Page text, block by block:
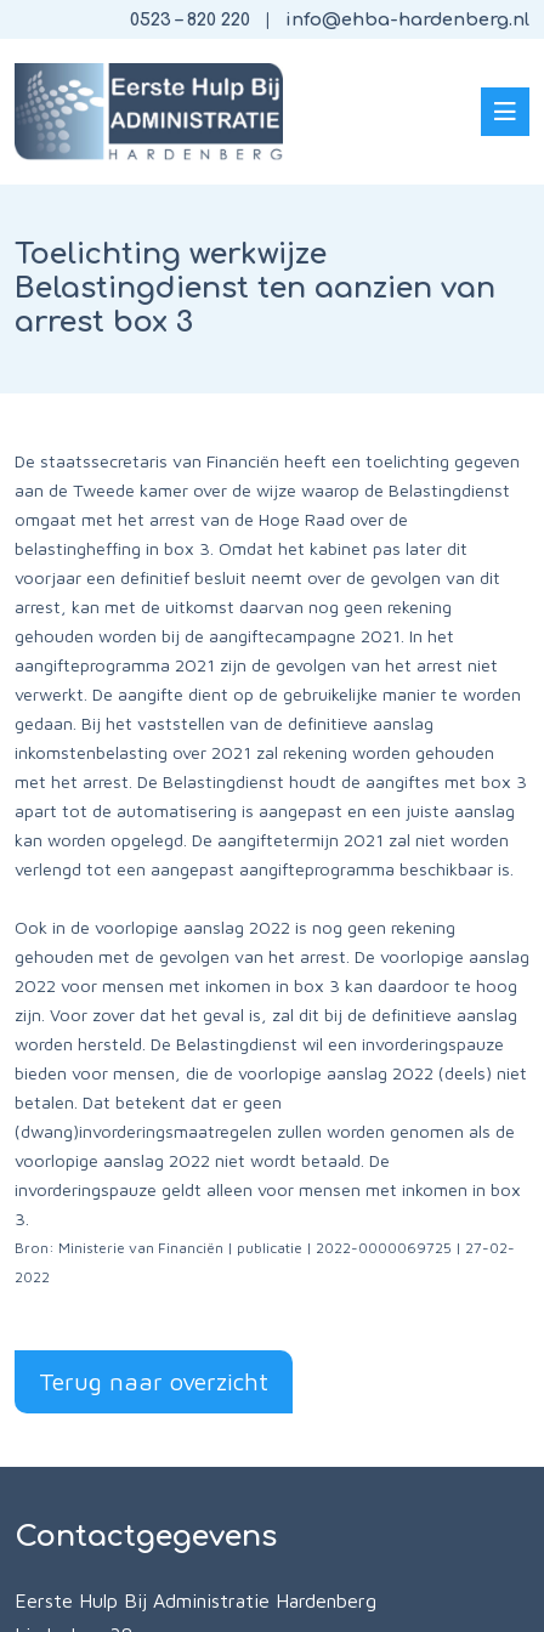
0523 – 820 220 info@ehba-hardenberg.nl
Toelichting werkwijze
Belastingdienst ten aanzien van
arrest box 3
De staatssecretaris van Financiën heeft een toelichting gegeven
aan de Tweede kamer over de wijze waarop de Belastingdienst
omgaat met het arrest van de Hoge Raad over de
belastingheffing in box 3. Omdat het kabinet pas later dit
voorjaar een definitief besluit neemt over de gevolgen van dit
arrest, kan met de uitkomst daarvan nog geen rekening
gehouden worden bij de aangiftecampagne 2021. In het
aangifteprogramma 2021 zijn de gevolgen van het arrest niet
verwerkt. De aangifte dient op de gebruikelijke manier te worden
gedaan. Bij het vaststellen van de definitieve aanslag
inkomstenbelasting over 2021 zal rekening worden gehouden
met het arrest. De Belastingdienst houdt de aangiftes met box 3
apart tot de automatisering is aangepast en een juiste aanslag
kan worden opgelegd. De aangiftetermijn 2021 zal niet worden
verlengd tot een aangepast aangifteprogramma beschikbaar is.
Ook in de voorlopige aanslag 2022 is nog geen rekening
gehouden met de gevolgen van het arrest. De voorlopige aanslag
2022 voor mensen met inkomen in box 3 kan daardoor te hoog
zijn. Voor zover dat het geval is, zal dit bij de definitieve aanslag
worden hersteld. De Belastingdienst wil een invorderingspauze
bieden voor mensen, die de voorlopige aanslag 2022 (deels) niet
betalen. Dat betekent dat er geen
(dwang)invorderingsmaatregelen zullen worden genomen als de
voorlopige aanslag 2022 niet wordt betaald. De
invorderingspauze geldt alleen voor mensen met inkomen in box
3.
Bron: Ministerie van Financiën | publicatie | 2022-0000069725 | 27-02-
2022
Terug naar overzicht
Contactgegevens
Eerste Hulp Bij Administratie Hardenberg